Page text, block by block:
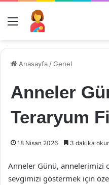
Menü
Anasayfa /Genel
Anneler
Teraryum
18 Nisan 2026 3 dakika
Anneler Günü, annelerimizi
sevgimizi göstermek için